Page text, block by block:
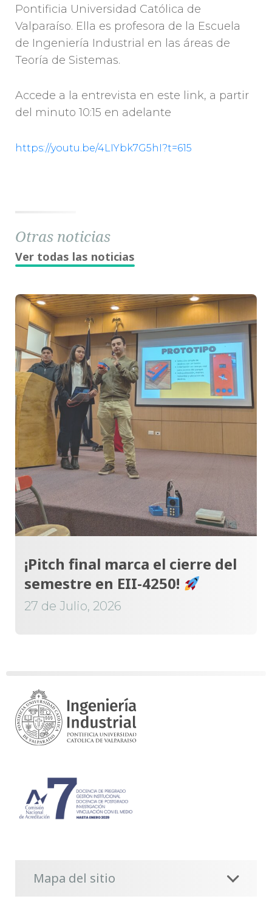
Pontificia Universidad Católica de
Valparaíso. Ella es profesora de la Escuela
de Ingeniería Industrial en las áreas de
Teoría de Sistemas.
Accede a la entrevista en este link, a partir
del minuto 10:15 en adelante
https://youtu.be/4LIYbk7G5hI?t=615
Otras noticias
Ver todas las noticias
¡Pitch final marca el cierre del
semestre en EII-4250!
27 de Julio, 2026
Mapa del sitio